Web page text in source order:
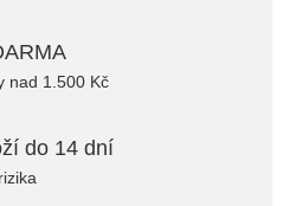
nad 1.500 Kč
do 14 dní